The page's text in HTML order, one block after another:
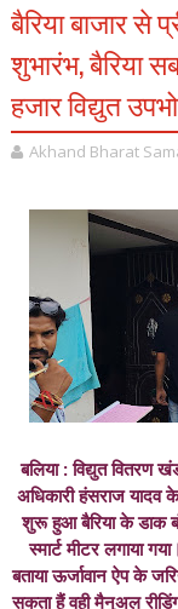
बैरिया बाजार से
शुभारंभ, बैरिया
हजार विद्युत
Akhand Bharat
बलिया : विद्युत वितरण
अधिकारी हंसराज यादव
शुरू हुआ बैरिया के डाक
स्मार्ट मीटर लगाया
बताया ऊर्जावान ऐप के
सकता हैं वही मैनुअल